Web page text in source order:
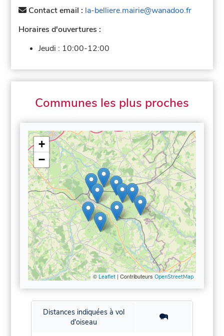
Contact email : la-belliere.mairie@wanadoo.fr
Horaires d'ouvertures :
Jeudi : 10:00-12:00
Communes les plus proches
+
−
© Leaflet| Contributeurs OpenStreetMap
Distances indiquées à vol
d'oiseau